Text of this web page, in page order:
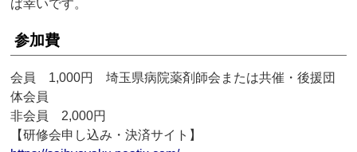
ば幸いです。
参加費
会員 1,000円 埼玉県病院薬剤師会または共催・後援団
体会員
非会員 2,000円
【研修会申し込み・決済サイト】